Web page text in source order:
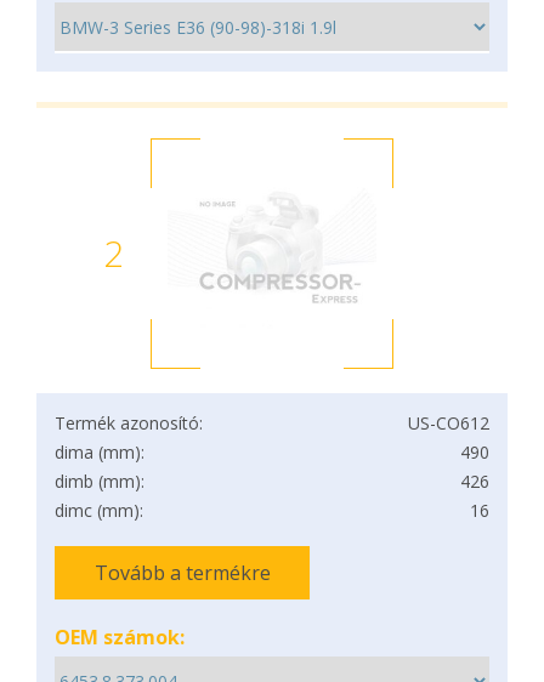
2
Termék azonosító:
US-CO612
dima (mm):
490
dimb (mm):
426
dimc (mm):
16
Tovább a termékre
OEM számok: